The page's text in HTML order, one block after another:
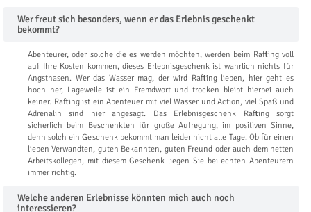
Wer freut sich besonders, wenn er das Erlebnis geschenkt
bekommt?
Abenteurer, oder solche die es werden möchten, werden beim Rafting voll
auf Ihre Kosten kommen, dieses Erlebnisgeschenk ist wahrlich nichts für
Angsthasen. Wer das Wasser mag, der wird Rafting lieben, hier geht es
hoch her, Lageweile ist ein Fremdwort und trocken bleibt hierbei auch
keiner. Rafting ist ein Abenteuer mit viel Wasser und Action, viel Spaß und
Adrenalin sind hier angesagt. Das Erlebnisgeschenk Rafting sorgt
sicherlich beim Beschenkten für große Aufregung, im positiven Sinne,
denn solch ein Geschenk bekommt man leider nicht alle Tage. Ob für einen
lieben Verwandten, guten Bekannten, guten Freund oder auch dem netten
Arbeitskollegen, mit diesem Geschenk liegen Sie bei echten Abenteurern
immer richtig.
Welche anderen Erlebnisse könnten mich auch noch
interessieren?